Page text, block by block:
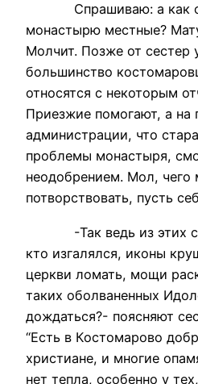
Спрашиваю: а как
монастырю местные?
Молчит. Позже от сестер
большинство
относятся с некоторым
Приезжие помогают, а на
администрации, что
проблемы монастыря,
неодобрением. Мол, чего
потворствовать, пусть
-Так ведь из этих
кто изгалялся, иконы
церкви ломать, мощи
таких оболваненных
дождаться?- поясняют
“Есть в Костомарово
христиане, и многие
нет тепла, особенно у